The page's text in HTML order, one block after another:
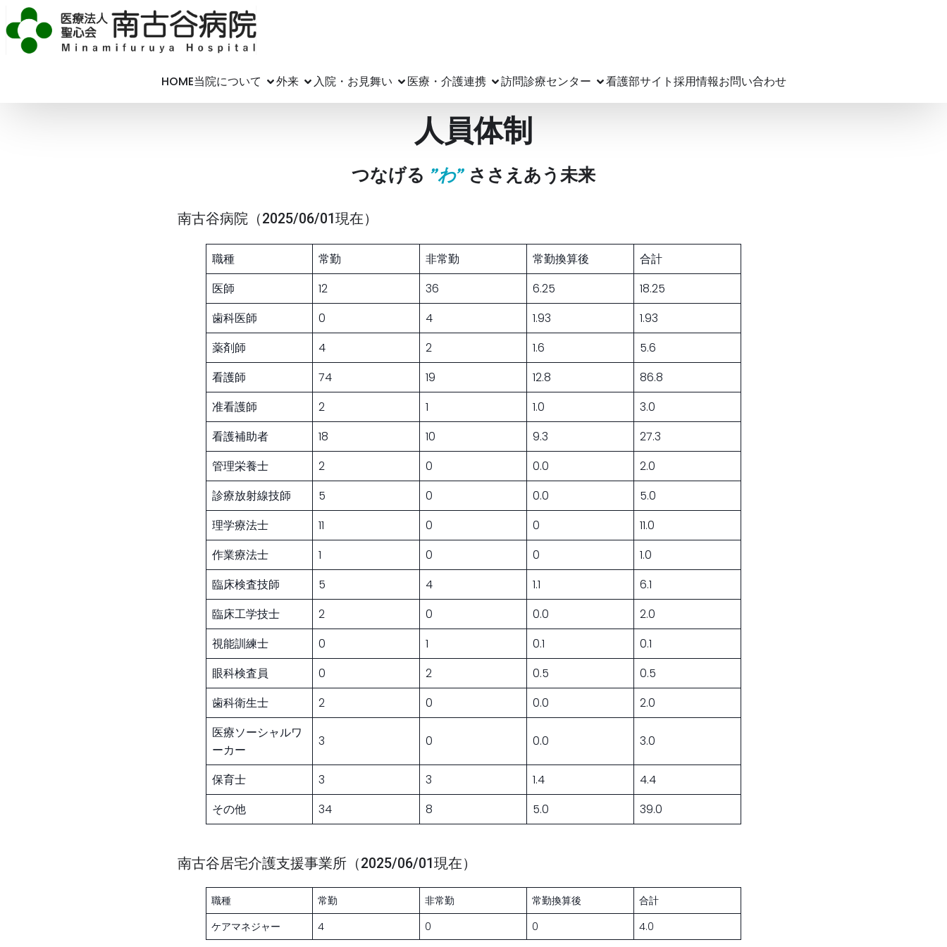
HOME当院について 外来 入院・お見舞い 医療・介護連携 訪問診療センター 看護部サイト採用情報お問い合わせ
人員体制
つなげる ”わ” ささえあう未来
南古谷病院（2025/06/01現在）
職種 常勤 非常勤 常勤換算後
合計
医師
12 36 6.25
18.25
歯科医師
0 4 1.93
1.93
薬剤師
4 2 1.6
5.6
看護師
74 19 12.8
86.8
准看護師
2 1 1.0
3.0
看護補助者
18 10 9.3
27.3
管理栄養士
2 0 0.0
2.0
診療放射線技師
5 0 0.0
5.0
理学療法士
11 0 0
11.0
作業療法士
1 0 0
1.0
臨床検査技師
5 4 1.1
6.1
臨床工学技士
2 0 0.0
2.0
視能訓練士
0 1 0.1
0.1
眼科検査員
0 2 0.5
0.5
歯科衛生士
2 0 0.0
2.0
医療ソーシャルワ
ーカー
3 0 0.0 3.0
保育士 3 3 1.4
4.4
その他
34 8 5.0 39.0
南古谷居宅介護支援事業所（2025/06/01現在）
職種 常勤 非常勤 常勤換算後
合計
ケアマネジャー
4 0 0 4.0